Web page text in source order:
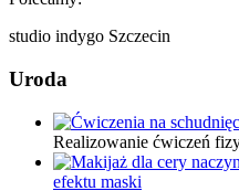
studio indygo Szczecin
Uroda
Realizowanie ćwiczeń
efektu maski